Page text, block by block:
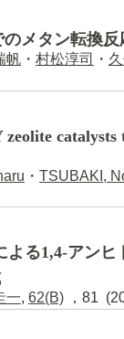
メタン転換
帆 ・ 村松淳司 ・
zeolite
・ TSUBAKI,
よる1,4-アン
一, 62(B) ，81